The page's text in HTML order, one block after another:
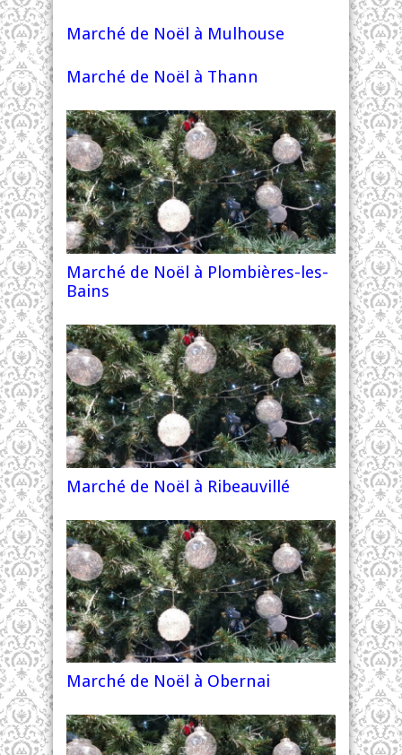
Marché de Noël à Mulhouse
Marché de Noël à Thann
Marché de Noël à Plombières-les-
Bains
Marché de Noël à Ribeauvillé
Marché de Noël à Obernai